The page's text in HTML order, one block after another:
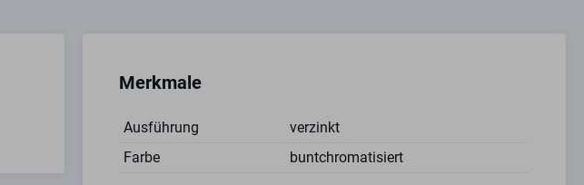
Merkmale
Ausführung
verzinkt
Farbe
buntchromatisiert